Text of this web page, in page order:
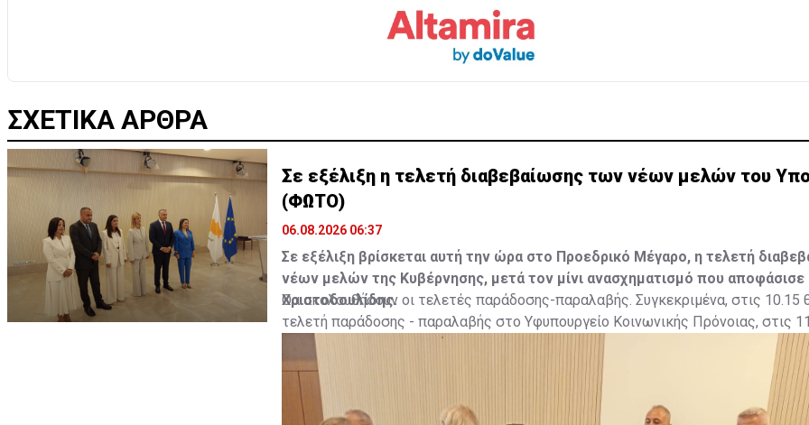
ΣΧΕΤΙΚΑ ΑΡΘΡΑ
Σε εξέλιξη η τελετή διαβεβαίωσης των νέων μελών του
(ΦΩΤΟ)
06.08.2026 06:37
Σε εξέλιξη βρίσκεται αυτή την ώρα στο Προεδρικό Μέγαρο, η τελετή
νέων μελών της Κυβέρνησης, μετά τον μίνι ανασχηματισμό που
Χριστοδουλίδης.
Θα ακολουθήσουν οι τελετές παράδοσης-παραλαβής. Συγκεκριμένα, στις 10.15
τελετή παράδοσης - παραλαβής στο Υφυπουργείο Κοινωνικής Πρόνοιας, στις
Υπουργείο Μεταφορών, Επικοινωνιών και Έργων, στις 11.45 στο Υπουργείο
Αγροτικής Ανάπτυξης και Περιβάλλοντος και στις 12.30 στο Υφυπουργείο